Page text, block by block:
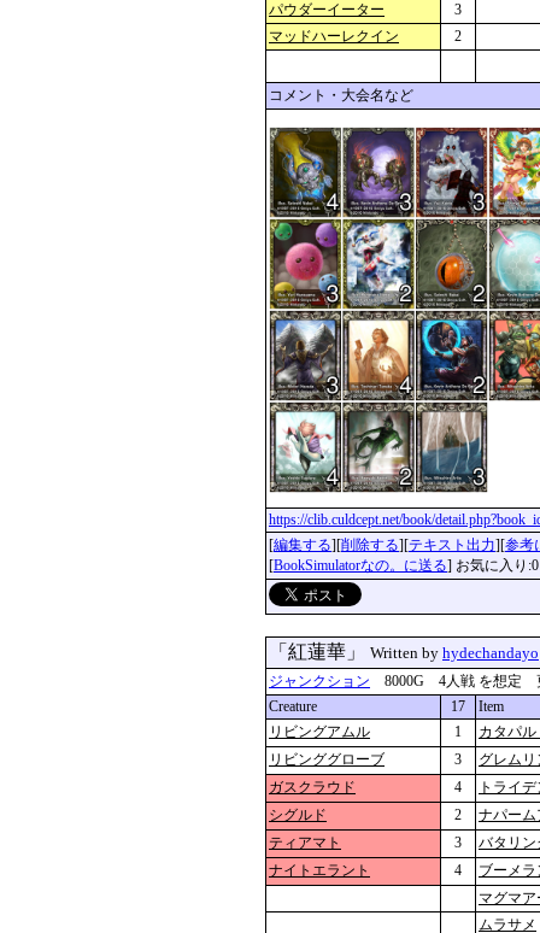
パウダーイーター
3
マッドハーレクイン
2
コメント・大会名など
https://clib.culdcept.net/book/
[編集する][削除する][テキスト出力][参考
[BookSimulatorなの。に送る] お気に入り:0
「紅蓮華」 Written by hydechandayo
ジャンクション 8000G 4人戦 を想定 更
Creature
17
Item
リビングアムル
1
カタパル
リビンググローブ
3
グレム
ガスクラウド
4
トライ
シグルド
2
ナパーム
ティアマト
3
バタリン
ナイトエラント
4
ブーメラ
マグマ
ムラサメ